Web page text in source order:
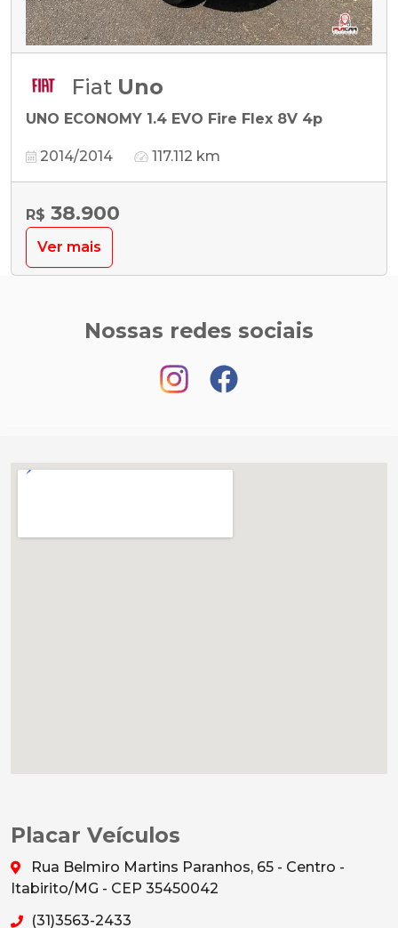
Fiat Uno
UNO ECONOMY 1.4 EVO Fire Flex 8V 4p
2014/2014 117.112 km
R$ 38.900
Ver mais
Nossas redes sociais
Placar Veículos
Rua Belmiro Martins Paranhos, 65 - Centro -
Itabirito/MG - CEP 35450042
(31)3563-2433